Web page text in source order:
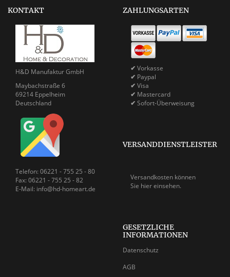
KONTAKT
H&D Manufaktur GmbH
Maybachstraße 6
69214 Eppelheim
Deutschland
Telefon: 06221 - 755 25 - 80
Fax: 06221 - 755 25 - 82
E-Mail: info@hd-homeart.de
ZAHLUNGSARTEN
✔ Vorkasse
✔ Paypal
✔ Visa
✔ Mastercard
✔ Sofort-Überweisung
VERSANDDIENSTLEISTER
Versandkosten können
Sie hier einsehen.
GESETZLICHE
INFORMATIONEN
Datenschutz
AGB